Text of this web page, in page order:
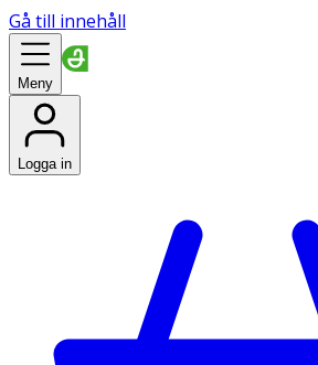
Gå till innehåll
Meny
Logga in